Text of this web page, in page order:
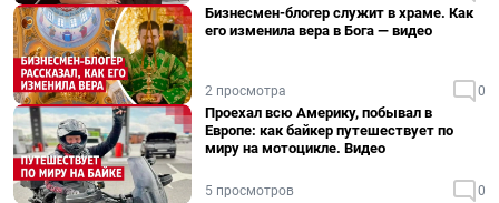
Бизнесмен-блогер служит в храме. Как
его изменила вера в Бога — видео
2 просмотра 0
Проехал всю Америку, побывал в
Европе: как байкер путешествует по
миру на мотоцикле. Видео
5 просмотров 0